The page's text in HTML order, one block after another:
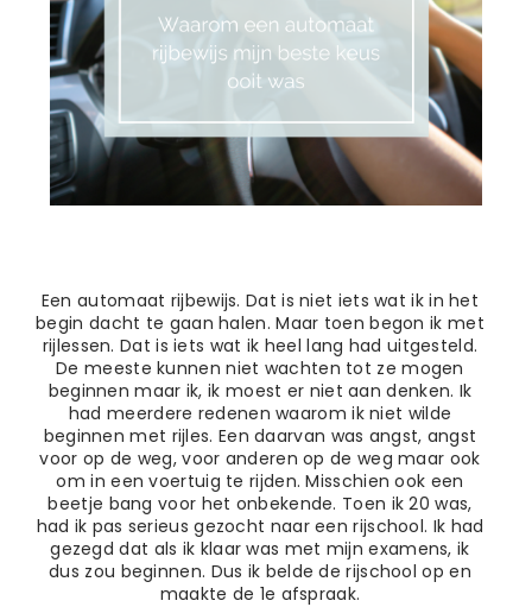
Een automaat rijbewijs. Dat is niet iets wat ik in het
begin dacht te gaan halen. Maar toen begon ik met
rijlessen.Dat is iets wat ik heel lang had uitgesteld.
De meeste kunnen niet wachten tot ze mogen
beginnen maar ik, ik moest er niet aan denken. Ik
had meerdere redenen waarom ik niet wilde
beginnen met rijles. Een daarvan was angst, angst
voor op de weg, voor anderen op de weg maar ook
om in een voertuig te rijden. Misschien ook een
beetje bang voor het onbekende. Toen ik 20 was,
had ik pas serieus gezocht naar een rijschool. Ik had
gezegd dat als ik klaar was met mijn examens, ik
dus zou beginnen. Dus ik belde de rijschool op en
maakte de 1e afspraak.